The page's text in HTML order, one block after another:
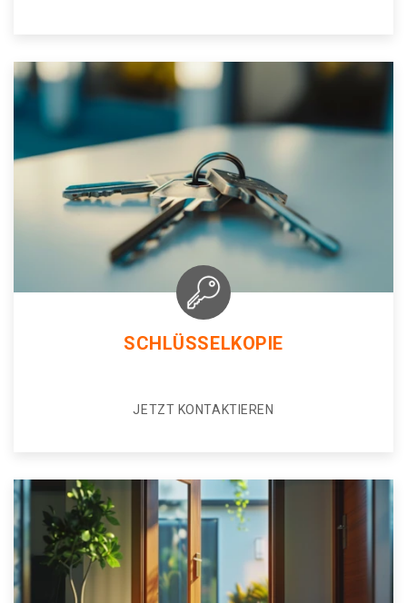
SCHLÜSSELKOPIE
JETZT KONTAKTIEREN